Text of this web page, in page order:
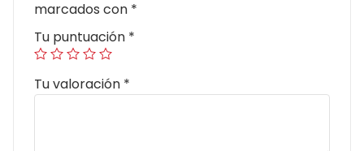
marcados con *
Tu puntuación *
Tu valoración *